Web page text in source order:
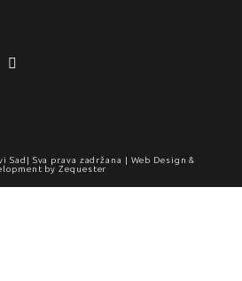
Sad
| Sva prava zadržana | Web Design &
byZequester